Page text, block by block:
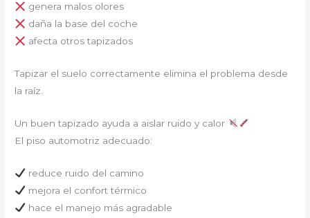
genera malos olores
daña la base del coche
afecta otros tapizados
Tapizar el suelo correctamente elimina el problema desde
la raíz.
Un buen tapizado ayuda a aislar ruido y calor
El piso automotriz adecuado:
reduce ruido del camino
mejora el confort térmico
hace el manejo más agradable